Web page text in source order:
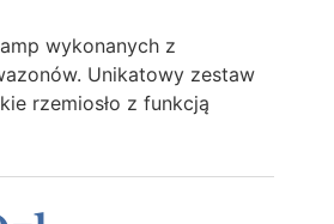
wykonanych z
Unikatowy zestaw
rzemiosło z funkcją